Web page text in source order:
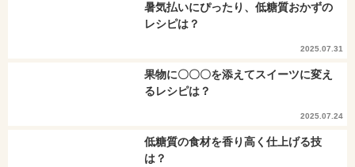
暑気払いにぴったり、低糖質おかずの
レシピは？
2025.07.31
果物に〇〇〇を添えてスイーツに変え
るレシピは？
2025.07.24
低糖質の食材を香り高く仕上げる技
は？